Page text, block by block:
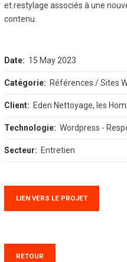
et restylage associés à une
contenu.
Date: 15 May 2023
Catégorie: Références / Sites
Client: Eden Nettoyage, les
Technologie: Wordpress -
Secteur: Entretien
LIEN VERS LE PROJET
RETOUR